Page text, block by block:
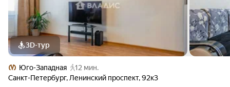
3D-тур
Юго-Западная
12 мин.
Санкт-Петербург, Ленинский проспект,92к3